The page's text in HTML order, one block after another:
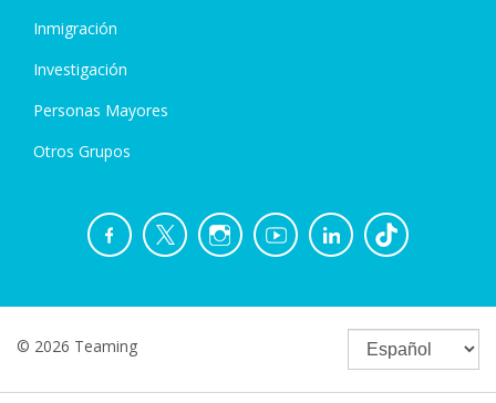
Inmigración
Investigación
Personas Mayores
Otros Grupos
© 2026 Teaming